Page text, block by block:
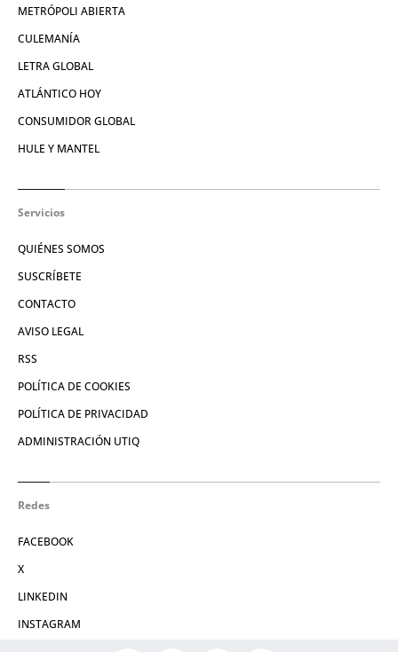
METRÓPOLI ABIERTA
CULEMANÍA
LETRA GLOBAL
ATLÁNTICO HOY
CONSUMIDOR GLOBAL
HULE Y MANTEL
Servicios
QUIÉNES SOMOS
SUSCRÍBETE
CONTACTO
AVISO LEGAL
RSS
POLÍTICA DE COOKIES
POLÍTICA DE PRIVACIDAD
ADMINISTRACIÓN UTIQ
Redes
FACEBOOK
X
LINKEDIN
INSTAGRAM